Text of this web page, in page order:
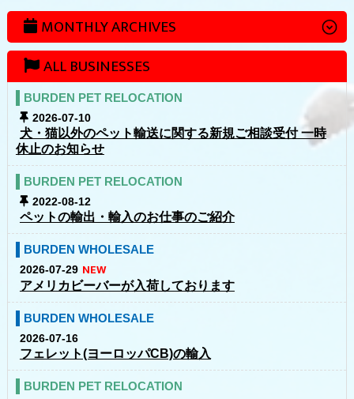
MONTHLY ARCHIVES
ALL BUSINESSES
BURDEN PET RELOCATION
2026-07-10
犬・猫以外のペット輸送に関する新規ご相談受付 一時
休止のお知らせ
BURDEN PET RELOCATION
2022-08-12
ペットの輸出・輸入のお仕事のご紹介
BURDEN WHOLESALE
2026-07-29
アメリカビーバーが入荷しております
BURDEN WHOLESALE
2026-07-16
フェレット(ヨーロッパCB)の輸入
BURDEN PET RELOCATION